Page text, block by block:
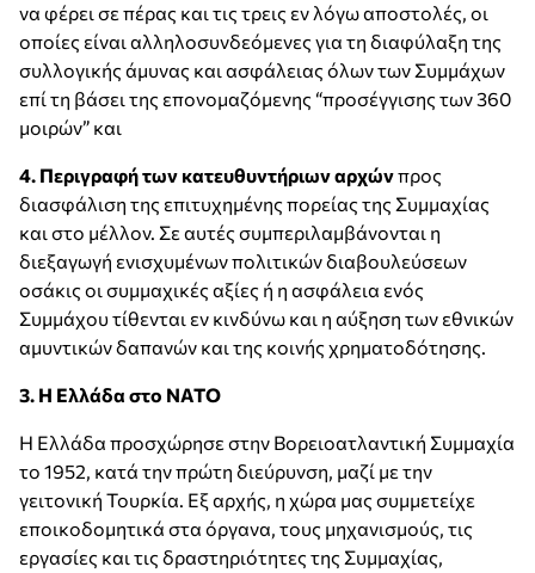
να φέρει σε πέρας και τις τρεις εν λόγω αποστολές, οι
οποίες είναι αλληλοσυνδεόμενες για τη διαφύλαξη της
συλλογικής άμυνας και ασφάλειας όλων των Συμμάχων
επί τη βάσει της επονομαζόμενης “προσέγγισης των 360
μοιρών” και
4. Περιγραφή των κατευθυντήριων αρχώνπρος
διασφάλιση της επιτυχημένης πορείας της Συμμαχίας
και στο μέλλον. Σε αυτές συμπεριλαμβάνονται η
διεξαγωγή ενισχυμένων πολιτικών διαβουλεύσεων
οσάκις οι συμμαχικές αξίες ή η ασφάλεια ενός
Συμμάχου τίθενται εν κινδύνω και η αύξηση των εθνικών
αμυντικών δαπανών και της κοινής χρηματοδότησης.
3. Η Ελλάδα στο ΝΑΤΟ
Η Ελλάδα προσχώρησε στην Βορειοατλαντική Συμμαχία
το 1952, κατά την πρώτη διεύρυνση, μαζί με την
γειτονική Τουρκία. Εξ αρχής, η χώρα μας συμμετείχε
εποικοδομητικά στα όργανα, τους μηχανισμούς, τις
εργασίες και τις δραστηριότητες της Συμμαχίας,